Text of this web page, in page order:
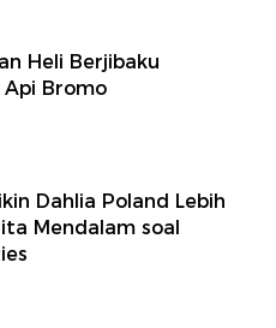
Heli Berjibaku
Api Bromo
Dahlia Poland Lebih
Mendalam soal